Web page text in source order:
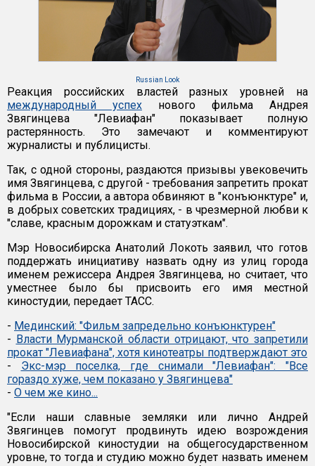
Russian Look
Реакция российских властей разных уровней на
международный успех нового фильма Андрея
Звягинцева "Левиафан" показывает полную
растерянность. Это замечают и комментируют
журналисты и публицисты.
Так, с одной стороны, раздаются призывы увековечить
имя Звягинцева, с другой - требования запретить прокат
фильма в России, а автора обвиняют в "конъюнктуре" и,
в добрых советских традициях, - в чрезмерной любви к
"славе, красным дорожкам и статуэткам".
Мэр Новосибирска Анатолий Локоть заявил, что готов
поддержать инициативу назвать одну из улиц города
именем режиссера Андрея Звягинцева, но считает, что
уместнее было бы присвоить его имя местной
киностудии, передает ТАСС.
- Мединский: "Фильм запредельно конъюнктурен"
- Власти Мурманской области отрицают, что запретили
прокат "Левиафана", хотя кинотеатры подтверждают это
- Экс-мэр поселка, где снимали "Левиафан": "Все
гораздо хуже, чем показано у Звягинцева"
- О чем же кино...
"Если наши славные земляки или лично Андрей
Звягинцев помогут продвинуть идею возрождения
Новосибирской киностудии на общегосударственном
уровне, то тогда и студию можно будет назвать именем